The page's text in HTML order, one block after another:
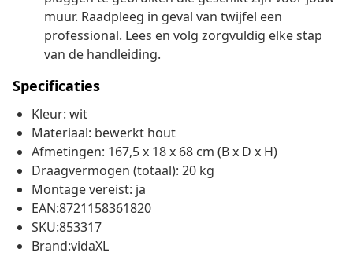
muur. Raadpleeg in geval van twijfel een
professional. Lees en volg zorgvuldig elke stap
van de handleiding.
Specificaties
Kleur: wit
Materiaal: bewerkt hout
Afmetingen: 167,5 x 18 x 68 cm (B x D x H)
Draagvermogen (totaal): 20 kg
Montage vereist: ja
EAN:8721158361820
SKU:853317
Brand:vidaXL